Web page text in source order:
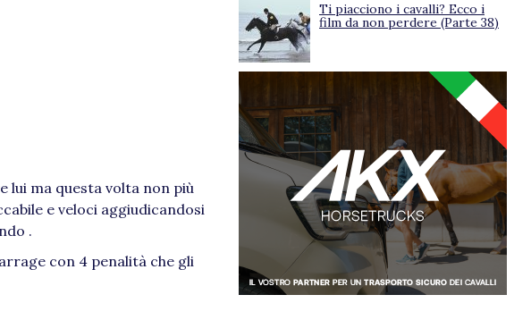
lui ma questa volta non più
e veloci aggiudicandosi
.
con 4 penalità che gli
Ti piacciono i cavalli? Ecco i
film da non perdere (Parte 38)